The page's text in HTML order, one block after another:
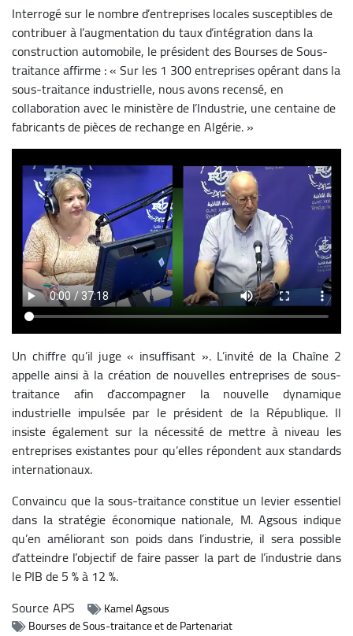
Interrogé sur le nombre d’entreprises locales susceptibles de
contribuer à l’augmentation du taux d’intégration dans la
construction automobile, le président des Bourses de Sous-
traitance affirme : « Sur les 1 300 entreprises opérant dans la
sous-traitance industrielle, nous avons recensé, en
collaboration avec le ministère de l’Industrie, une centaine de
fabricants de pièces de rechange en Algérie. »
Un chiffre qu’il juge « insuffisant ». L’invité de la Chaîne 2
appelle ainsi à la création de nouvelles entreprises de sous-
traitance afin d’accompagner la nouvelle dynamique
industrielle impulsée par le président de la République. Il
insiste également sur la nécessité de mettre à niveau les
entreprises existantes pour qu’elles répondent aux standards
internationaux.
Convaincu que la sous-traitance constitue un levier essentiel
dans la stratégie économique nationale, M. Agsous indique
qu’en améliorant son poids dans l’industrie, il sera possible
d’atteindre l’objectif de faire passer la part de l’industrie dans
le PIB de 5 % à 12 %.
SourceAPS
Kamel Agsous
Bourses de Sous-traitance et de Partenariat